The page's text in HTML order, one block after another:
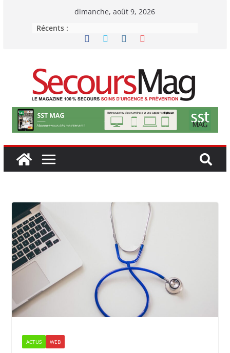
dimanche, août 9, 2026
Récents :
ACTUS WEB